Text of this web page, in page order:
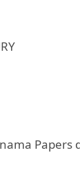
Papers